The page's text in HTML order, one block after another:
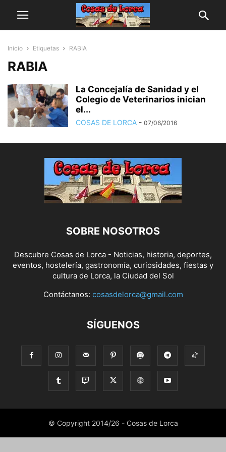
Inicio Etiquetas RABIA
RABIA
La Concejalía de Sanidad y el
Colegio de Veterinarios inician
el...
COSAS DE LORCA - 07/06/2016
SOBRE NOSOTROS
Descubre Cosas de Lorca - Noticias, historia, deportes,
eventos, hostelería, gastronomía, curiosidades, fiestas y
cultura de Lorca, la Ciudad del Sol
Contáctanos: cosasdelorca@gmail.com
SÍGUENOS
© Copyright 2014/26 - Cosas de Lorca